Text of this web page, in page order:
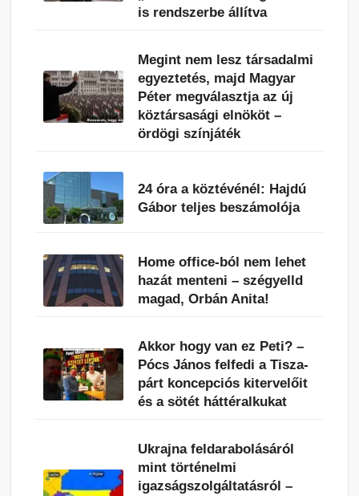
is rendszerbe állítva
Megint nem lesz társadalmi
egyeztetés, majd Magyar
Péter megválasztja az új
köztársasági elnököt –
ördögi színjáték
24 óra a köztévénél: Hajdú
Gábor teljes beszámolója
Home office-ból nem lehet
hazát menteni – szégyelld
magad, Orbán Anita!
Akkor hogy van ez Peti? –
Pócs János felfedi a Tisza-
párt koncepciós kitervelőit
és a sötét háttéralkukat
Ukrajna feldarabolásáról
mint történelmi
igazságszolgáltatásról –